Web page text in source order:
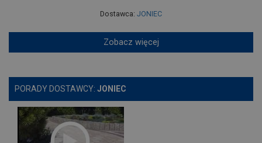
Dostawca: JONIEC
Zobacz więcej
PORADY DOSTAWCY: JONIEC